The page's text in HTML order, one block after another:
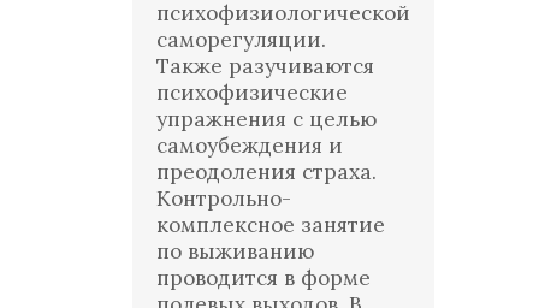
психофизиологической
саморегуляции.
Также разучиваются
психофизические
упражнения с целью
самоубеждения и
преодоления страха.
Контрольно-
комплексное занятие
по выживанию
проводится в форме